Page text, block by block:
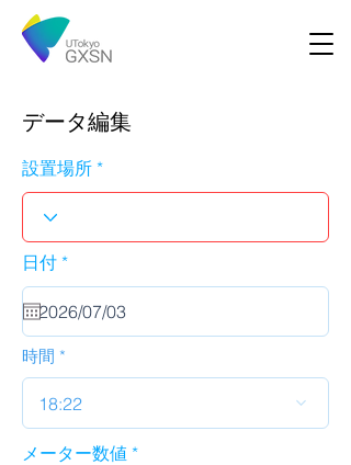
データ編集
設置場所
日付 *r
u
i
d
時間
18:22
メーター数値